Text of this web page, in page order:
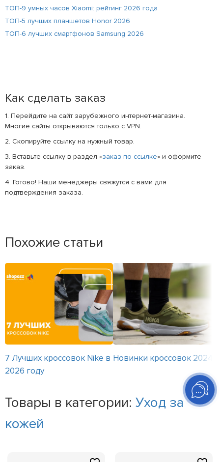
ТОП-9 умных часов Xiaomi: рейтинг 2026 года
ТОП-5 лучших планшетов Honor 2026
ТОП-6 лучших смартфонов Samsung 2026
Как сделать заказ
1. Перейдите на сайт зарубежного интернет-магазина.
Многие сайты открываются только с VPN.
2. Скопируйте ссылку на нужный товар.
3. Вставьте ссылку в раздел «заказ по ссылке» и оформите
заказ.
4. Готово! Наши менеджеры свяжутся с вами для
подтверждения заказа.
Похожие статьи
7 Лучших кроссовок Nike в
2026 году
Новинки кроссовок 2024
Товары в категории: Уход за
кожей